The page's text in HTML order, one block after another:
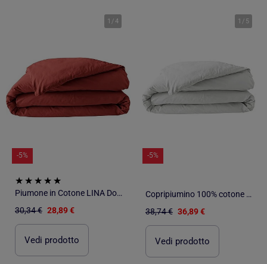
1 /4
-5%
Piumone in Cotone LINA Douceur d'Intérieur
30,34 € 28,89 €
Vedi prodotto
1 / 5
-5%
Copripiumino 100% cotone percalle ORIGINE
38,74 € 36,89 €
Vedi prodotto